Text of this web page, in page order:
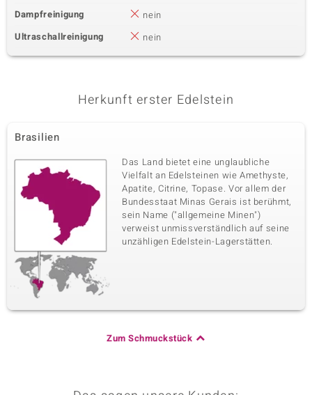
Dampfreinigung
nein
Ultraschallreinigung
nein
Herkunft erster Edelstein
Brasilien
Das Land bietet eine unglaubliche
Vielfalt an Edelsteinen wie Amethyste,
Apatite, Citrine, Topase. Vor allem der
Bundesstaat Minas Gerais ist berühmt,
sein Name ("allgemeine Minen")
verweist unmissverständlich auf seine
unzähligen Edelstein-Lagerstätten.
Zum Schmuckstück